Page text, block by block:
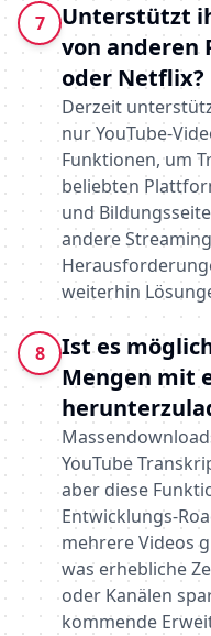
7
Unterstützt
von anderen
oder Netflix?
Derzeit
nur YouTube-
Funktionen, um
beliebten
und
andere
weiterhin
8
Ist es
Mengen mit
YouTube
aber diese
Entwicklungs-
mehrere Videos
was erhebliche
oder Kanälen
kommende